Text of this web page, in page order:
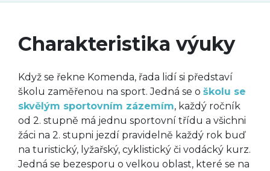
Charakteristika výuky
Když se řekne Komenda, řada lidí si představí
školu zaměřenou na sport. Jedná se o školu se
skvělým sportovním zázemím, každý ročník
od 2. stupně má jednu sportovní třídu a všichni
žáci na 2. stupni jezdí pravidelně každý rok buď
na turistický, lyžařský, cyklistický či vodácký kurz.
Jedná se bezesporu o velkou oblast, které se na